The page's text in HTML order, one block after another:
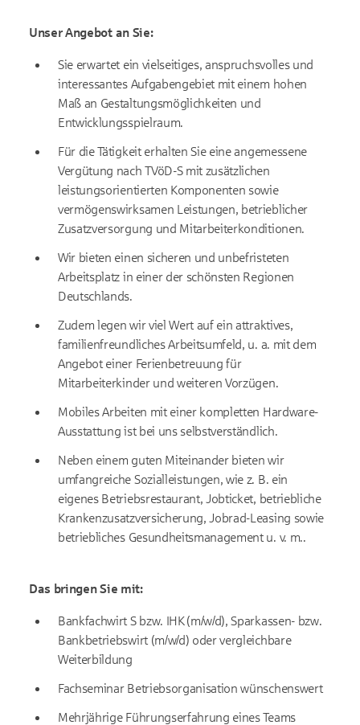
Unser Angebot an Sie:
Sie erwartet ein vielseitiges, anspruchsvolles und
interessantes Aufgabengebiet mit einem hohen
Maß an Gestaltungsmöglichkeiten und
Entwicklungsspielraum.
Für die Tätigkeit erhalten Sie eine angemessene
Vergütung nach TVöD-S mit zusätzlichen
leistungsorientierten Komponenten sowie
vermögenswirksamen Leistungen, betrieblicher
Zusatzversorgung und Mitarbeiterkonditionen.
Wir bieten einen sicheren und unbefristeten
Arbeitsplatz in einer der schönsten Regionen
Deutschlands.
Zudem legen wir viel Wert auf ein attraktives,
familienfreundliches Arbeitsumfeld, u. a. mit dem
Angebot einer Ferienbetreuung für
Mitarbeiterkinder und weiteren Vorzügen.
Mobiles Arbeiten mit einer kompletten Hardware-
Ausstattung ist bei uns selbstverständlich.
Neben einem guten Miteinander bieten wir
umfangreiche Sozialleistungen, wie z. B. ein
eigenes Betriebsrestaurant, Jobticket, betriebliche
Krankenzusatzversicherung, Jobrad-Leasing sowie
betriebliches Gesundheitsmanagement u. v. m..
Das bringen Sie mit:
Bankfachwirt S bzw. IHK (m/w/d), Sparkassen- bzw.
Bankbetriebswirt (m/w/d) oder vergleichbare
Weiterbildung
Fachseminar Betriebsorganisation wünschenswert
Mehrjährige Führungserfahrung eines Teams